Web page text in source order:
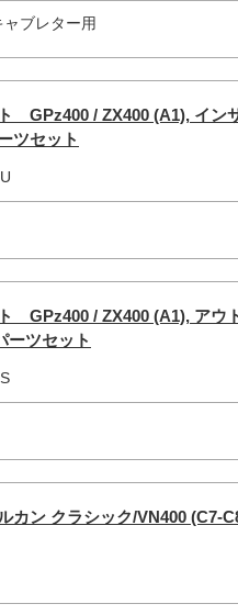
ブレター用
GPz400 / ZX400 (A1), イン
ツセット
GPz400 / ZX400 (A1), アウ
ーツセット
ン クラシック/VN400 (C7-